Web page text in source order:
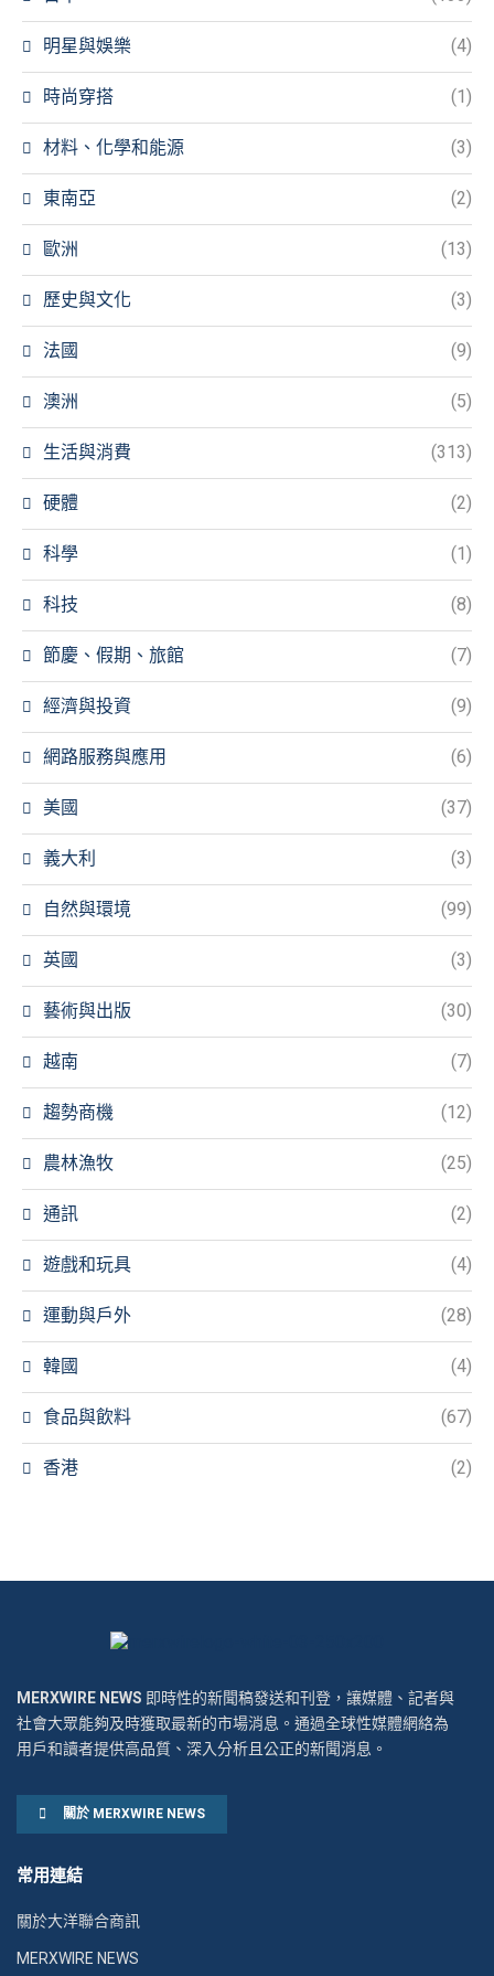
明星與娛樂 (4)
時尚穿搭 (1)
材料、化學和能源 (3)
東南亞 (2)
歐洲 (13)
歷史與文化 (3)
法國 (9)
澳洲 (5)
生活與消費 (313)
硬體 (2)
科學 (1)
科技 (8)
節慶、假期、旅館 (7)
經濟與投資 (9)
網路服務與應用 (6)
美國 (37)
義大利 (3)
自然與環境 (99)
英國 (3)
藝術與出版 (30)
越南 (7)
趨勢商機 (12)
農林漁牧 (25)
通訊 (2)
遊戲和玩具 (4)
運動與戶外 (28)
韓國 (4)
食品與飲料 (67)
香港 (2)
MERXWIRE NEWS 即時性的新聞稿發送和刊登，讓媒體、記者與
社會大眾能夠及時獲取最新的市場消息。通過全球性媒體網絡為
用戶和讀者提供高品質、深入分析且公正的新聞消息。
關於 MERXWIRE NEWS
常用連結
關於大洋聯合商訊
MERXWIRE NEWS